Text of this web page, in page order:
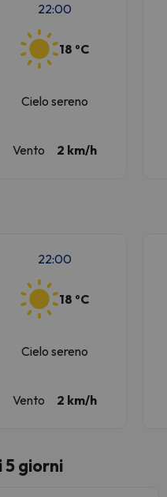
22:00
18 ºC
Cielo sereno
Vento 2 km/h
22:00
18 ºC
Cielo sereno
Vento 2 km/h
5 giorni